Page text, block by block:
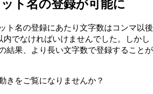
ト名の登録が可能に
ト名の登録にあたり文字数はコンマ以後
内でなければいけませんでした。しかし
結果、より長い文字数で登録することが
きをご覧になりませんか？